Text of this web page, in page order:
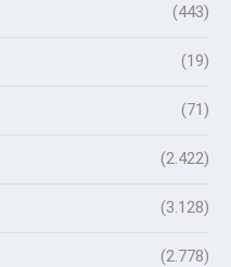
(443)
(19)
(71)
(2.422)
(3.128)
(2.778)